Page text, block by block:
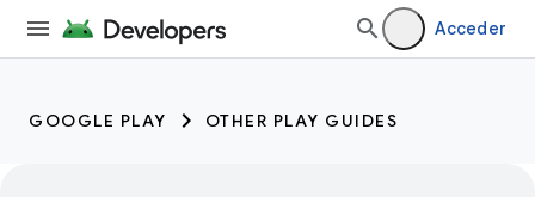
Acceder
GOOGLE PLAY OTHER PLAY GUIDES